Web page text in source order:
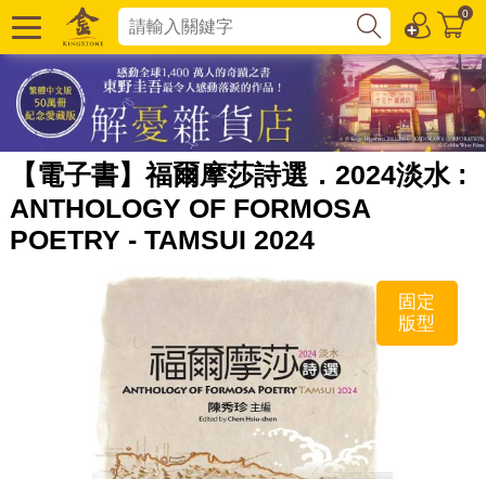
0
【電子書】福爾摩莎詩選．2024淡水 :
ANTHOLOGY OF FORMOSA
POETRY - TAMSUI 2024
固定
版型